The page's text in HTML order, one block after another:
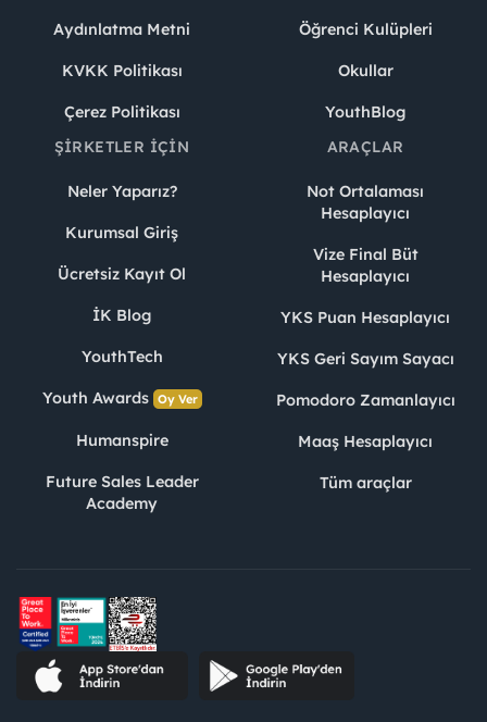
Aydınlatma Metni
KVKK Politikası
Çerez Politikası
Öğrenci Kulüpleri
Okullar
YouthBlog
ŞIRKETLER İÇIN
Neler Yaparız?
Kurumsal Giriş
Ücretsiz Kayıt Ol
İK Blog
YouthTech
Youth Awards Oy Ver
Humanspire
Future Sales Leader
Academy
ARAÇLAR
Not Ortalaması
Hesaplayıcı
Vize Final Büt
Hesaplayıcı
YKS Puan Hesaplayıcı
YKS Geri Sayım Sayacı
Pomodoro Zamanlayıcı
Maaş Hesaplayıcı
Tüm araçlar